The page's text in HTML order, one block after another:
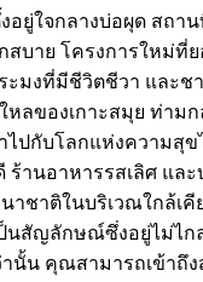
ยู่ใจกลางบ่อผุด สถา
บาย โครงการใหม่ที่ย
มงที่มีชีวิตชีวา และช
หลของเกาะสมุย ท่าม
ปกับโลกแห่งความสุข
ร้านอาหารรสเลิศ และ
าชาติในบริเวณใกล้เคี
นสัญลักษณ์ซึ่งอยู่ไม่ไก
นั้น คุณสามารถเข้าถึง